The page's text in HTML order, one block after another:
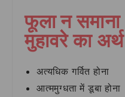
फूला न समाना
मुहावरे का अर्थ
अत्यधिक गर्वित होना
आत्ममुग्धता में डूबा होना